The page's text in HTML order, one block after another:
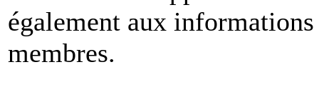
également aux
membres.